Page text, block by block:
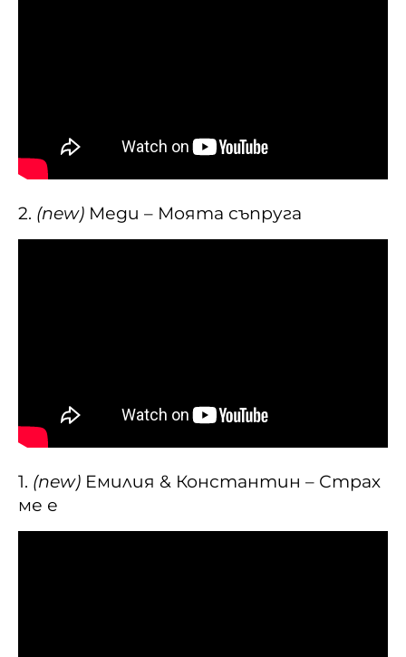
2. (new) Меди – Моята съпруга
1. (new) Емилия & Константин – Страх
ме е